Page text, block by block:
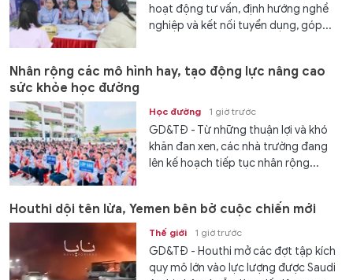
hoạt động tư vấn, định hướng nghề
nghiệp và kết nối tuyển dụng, góp...
Nhân rộng các mô hình hay, tạo động lực nâng cao
sức khỏe học đường
Học đường 1 giờ trước
GD&TĐ - Từ những thuận lợi và khó
khăn đan xen, các nhà trường đang
lên kế hoạch tiếp tục nhân rộng...
Houthi dội tên lửa, Yemen bên bờ cuộc chiến mới
Thế giới 1 giờ trước
GD&TĐ - Houthi mở các đợt tập kích
quy mô lớn vào lực lượng được Saudi